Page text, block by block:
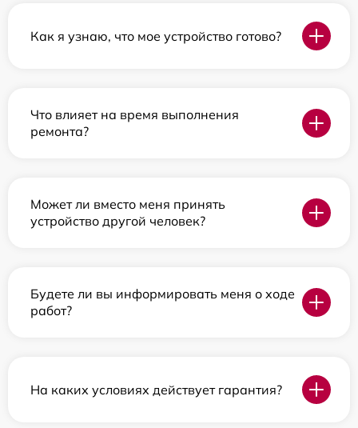
Как я узнаю, что мое устройство готово?
Что влияет на время выполнения
ремонта?
Может ли вместо меня принять
устройство другой человек?
Будете ли вы информировать меня о ходе
работ?
На каких условиях действует гарантия?